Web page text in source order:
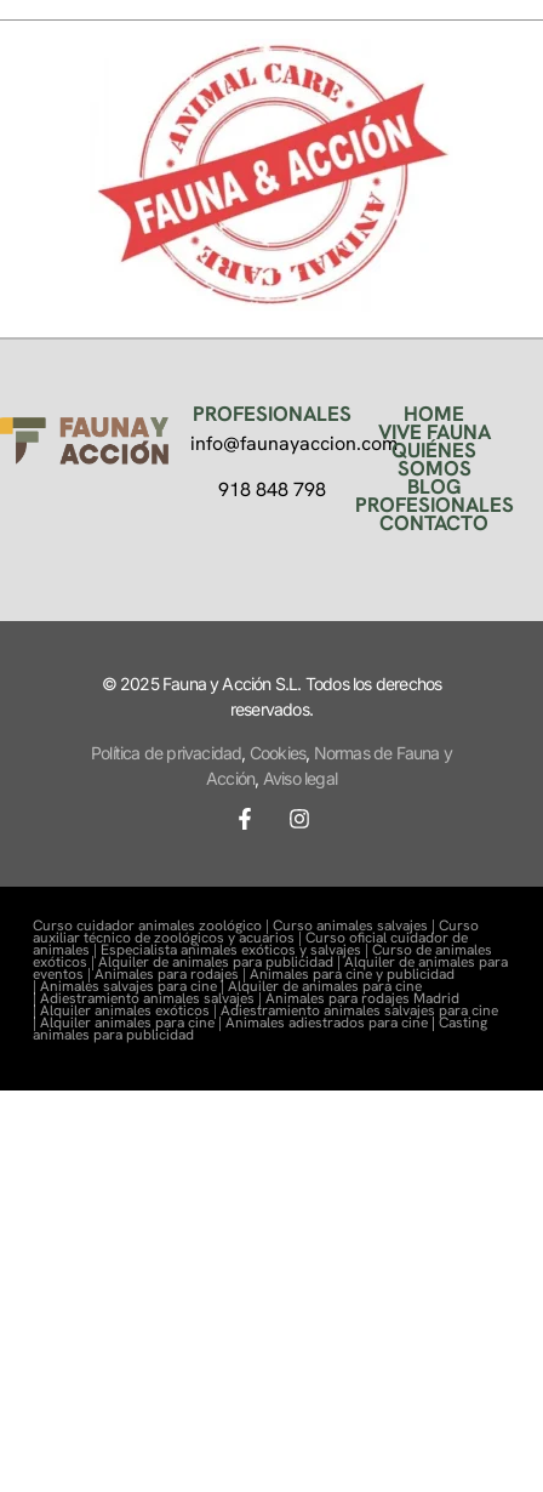
PROFESIONALES
info@faunayaccion.com
918 848 798
HOME
VIVE FAUNA
QUIÉNES
SOMOS
BLOG
PROFESIONALES
CONTACTO
© 2025 Fauna y Acción S.L. Todos los derechos
reservados.
Política de privacidad, Cookies, Normas de Fauna y
Acción, Aviso legal
Curso cuidador animales zoológico | Curso animales salvajes | Curso
auxiliar técnico de zoológicos y acuarios | Curso oficial cuidador de
animales | Especialista animales exóticos y salvajes | Curso de animales
exóticos |Alquiler de animales para publicidad |Alquiler de animales para
eventos |Animales para rodajes | Animales para cine y publicidad
| Animales salvajes para cine | Alquiler de animales para cine
| Adiestramiento animales salvajes | Animales para rodajes Madrid
| Alquiler animales exóticos | Adiestramiento animales salvajes para cine
| Alquiler animales para cine | Animales adiestrados para cine| Casting
animales para publicidad